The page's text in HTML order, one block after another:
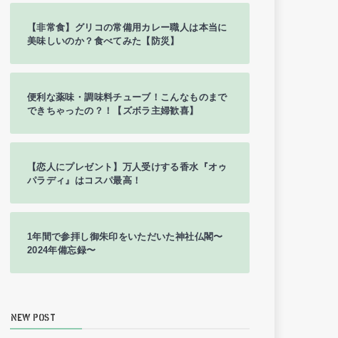
【非常食】グリコの常備用カレー職人は本当に
美味しいのか？食べてみた【防災】
便利な薬味・調味料チューブ！こんなものまで
できちゃったの？！【ズボラ主婦歓喜】
【恋人にプレゼント】万人受けする香水『オゥ
パラディ』はコスパ最高！
1年間で参拝し御朱印をいただいた神社仏閣〜
2024年備忘録〜
NEW POST